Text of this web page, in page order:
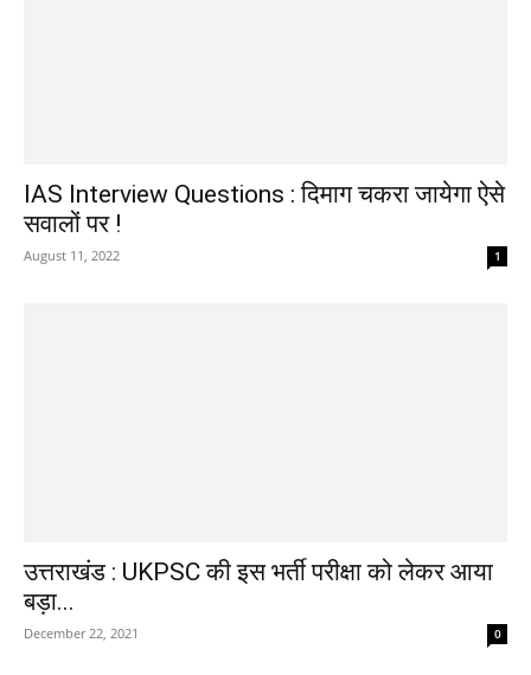
IAS Interview Questions : दिमाग चकरा जायेगा ऐसे
सवालों पर !
August 11, 2022 1
उत्तराखंड : UKPSC की इस भर्ती परीक्षा को लेकर आया
बड़ा...
December 22, 2021 0